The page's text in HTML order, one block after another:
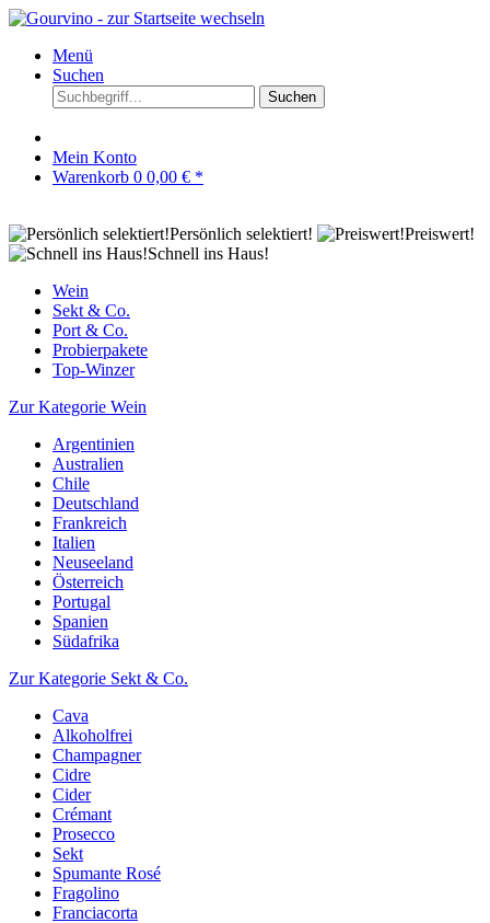
Menü
Suchen
Suchen
Mein Konto
Warenkorb 0 0,00 € *
Persönlich selektiert!
Preiswert!
Schnell ins Haus!
Wein
Sekt & Co.
Port & Co.
Probierpakete
Top-Winzer
Zur Kategorie Wein
Argentinien
Australien
Chile
Deutschland
Frankreich
Italien
Neuseeland
Österreich
Portugal
Spanien
Südafrika
Zur Kategorie Sekt & Co.
Cava
Alkoholfrei
Champagner
Cidre
Cider
Crémant
Prosecco
Sekt
Spumante Rosé
Fragolino
Franciacorta